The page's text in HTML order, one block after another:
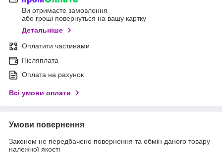
Ви отримаєте замовлення
або гроші повернуться на вашу картку
Детальніше
Оплатити частинами
Післяплата
Оплата на рахунок
Всі умови оплати
Умови повернення
Законом не передбачено повернення та обмін даного товару
належної якості